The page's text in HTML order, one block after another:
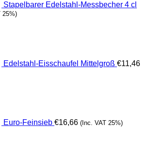
Stapelbarer Edelstahl-Messbecher 4 cl
25%)
Edelstahl-Eisschaufel Mittelgroß €11,46
Euro-Feinsieb €16,66 (Inc. VAT 25%)